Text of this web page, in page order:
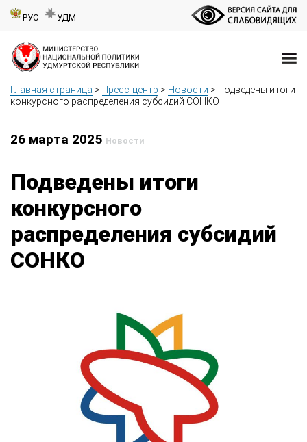
РУС УДМ
Главная страница > Пресс-центр > Новости > Подведены итоги
конкурсного распределения субсидий СОНКО
26 марта 2025 Новости
Подведены итоги
конкурсного
распределения субсидий
СОНКО